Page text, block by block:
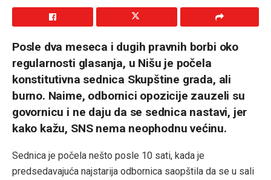
Posle dva meseca i dugih pravnih borbi oko
regularnosti glasanja, u Nišu je počela
konstitutivna sednica Skupštine grada, ali
burno. Naime, odbornici opozicije zauzeli su
govornicu i ne daju da se sednica nastavi, jer
kako kažu, SNS nema neophodnu većinu.
Sednica je počela nešto posle 10 sati, kada je
predsedavajuća najstarija odbornica saopštila da se u sali